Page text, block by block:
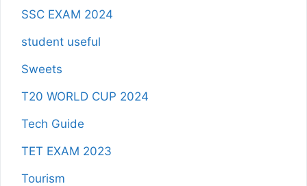
SSC EXAM 2024
student useful
Sweets
T20 WORLD CUP 2024
Tech Guide
TET EXAM 2023
Tourism